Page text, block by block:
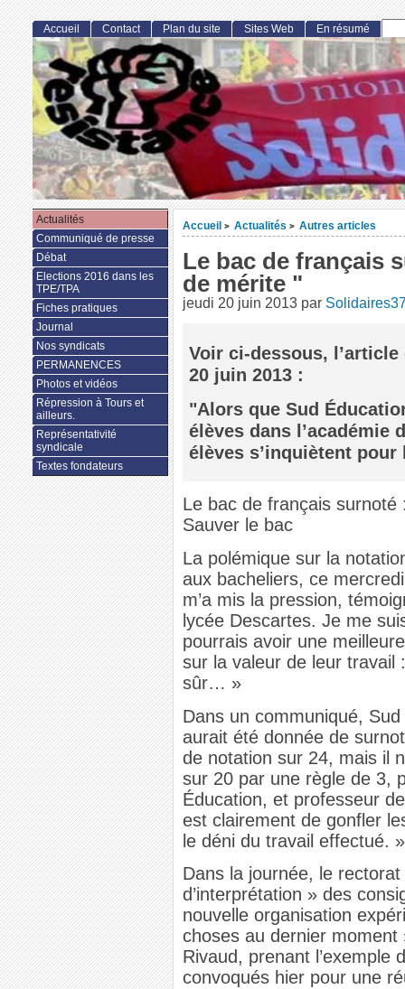
Accueil > Actualités > Autres articles
Le bac de français
de mérite "
jeudi 20 juin 2013 par
Voir ci-dessous,
20 juin 2013 :
"Alors que Sud
élèves dans l’académie
élèves s’inquiètent pour
Le bac de français
Sauver le bac
La polémique sur la
aux bacheliers, ce
m’a mis la pression,
lycée Descartes. Je me
pourrais avoir une
sur la valeur de leur travail
sûr… »
Dans un communiqué,
aurait été donnée de
de notation sur 24, mais il
sur 20 par une règle de 3,
Éducation, et professeur
est clairement de gonfler
le déni du travail effectué. »
Dans la journée, le
d’interprétation » des
nouvelle organisation
choses au dernier moment
Rivaud, prenant l’exemple
convoqués hier pour une
Accueil Contact Plan du site Sites Web En résumé
Actualités
Communiqué de presse
Débat
Elections 2016 dans les
TPE/TPA
Fiches pratiques
Journal
Nos syndicats
PERMANENCES
Photos et vidéos
Répression à Tours et
ailleurs.
Représentativité
syndicale
Textes fondateurs